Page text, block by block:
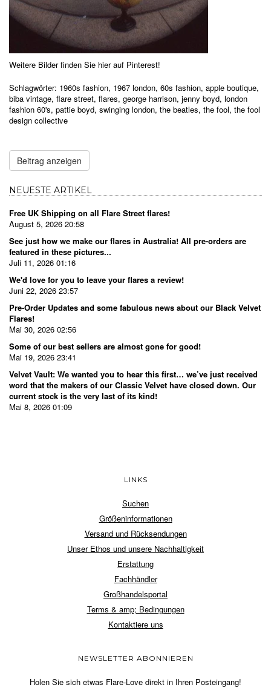
Weitere Bilder finden Sie hier auf Pinterest!
Schlagwörter: 1960s fashion, 1967 london, 60s fashion, apple boutique,
biba vintage, flare street, flares, george harrison, jenny boyd, london
fashion 60's, pattie boyd, swinging london, the beatles, the fool, the fool
design collective
Beitrag anzeigen
NEUESTE ARTIKEL
Free UK Shipping on all Flare Street flares!
August 5, 2026 20:58
See just how we make our flares in Australia! All pre-orders are
featured in these pictures...
Juli 11, 2026 01:16
We'd love for you to leave your flares a review!
Juni 22, 2026 23:57
Pre-Order Updates and some fabulous news about our Black Velvet
Flares!
Mai 30, 2026 02:56
Some of our best sellers are almost gone for good!
Mai 19, 2026 23:41
Velvet Vault: We wanted you to hear this first… we’ve just received
word that the makers of our Classic Velvet have closed down. Our
current stock is the very last of its kind!
Mai 8, 2026 01:09
LINKS
Suchen
Größeninformationen
Versand und Rücksendungen
Unser Ethos und unsere Nachhaltigkeit
Erstattung
Fachhändler
Großhandelsportal
Terms & amp; Bedingungen
Kontaktiere uns
NEWSLETTER ABONNIEREN
Holen Sie sich etwas Flare-Love direkt in Ihren Posteingang!